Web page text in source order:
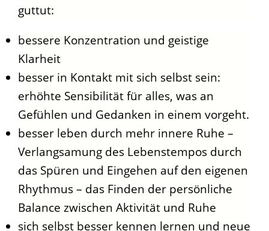
guttut:
bessere Konzentration und geistige
Klarheit
besser in Kontakt mit sich selbst sein:
erhöhte Sensibilität für alles, was an
Gefühlen und Gedanken in einem vorgeht.
besser leben durch mehr innere Ruhe –
Verlangsamung des Lebenstempos durch
das Spüren und Eingehen auf den eigenen
Rhythmus – das Finden der persönliche
Balance zwischen Aktivität und Ruhe
sich selbst besser kennen lernen und neue